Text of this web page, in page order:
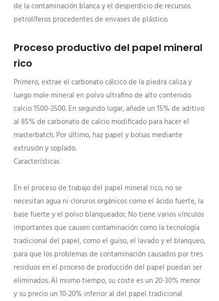
de la contaminación blanca y el desperdicio de recursos
petrolíferos procedentes de envases de plástico.
Proceso productivo del papel mineral
rico
Primero, extrae el carbonato cálcico de la piedra caliza y
luego mole mineral en polvo ultrafino de alto contenido
calcio 1500-2500. En segundo lugar, añade un 15% de aditivo
al 85% de carbonato de calcio modificado para hacer el
masterbatch. Por último, haz papel y bolsas mediante
extrusión y soplado.
Características
En el proceso de trabajo del papel mineral rico, no se
necesitan agua ni cloruros orgánicos como el ácido fuerte, la
base fuerte y el polvo blanqueador. No tiene varios vínculos
importantes que causen contaminación como la tecnología
tradicional del papel, como el guiso, el lavado y el blanqueo,
para que los problemas de contaminación causados por tres
residuos en el proceso de producción del papel puedan ser
eliminados. Al mismo tiempo, su coste es un 20-30% menor
y su precio un 10-20% inferior al del papel tradicional